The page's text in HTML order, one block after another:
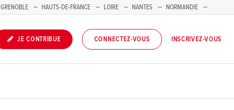
GRENOBLE HAUTS-DE-FRANCE LOIRE NANTES
NORMANDIE
JE CONTRIBUE CONNECTEZ-VOUS INSCRIVEZ-VOUS